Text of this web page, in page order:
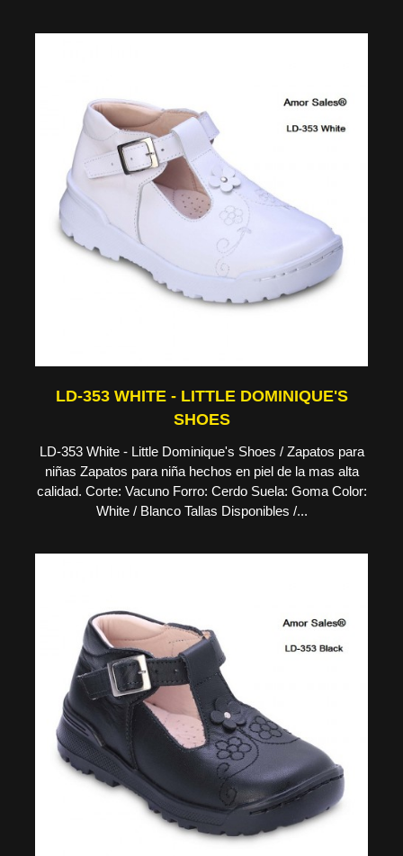
LD-353 WHITE - LITTLE DOMINIQUE'S
SHOES
LD-353 White - Little Dominique's Shoes / Zapatos para
niñas Zapatos para niña hechos en piel de la mas alta
calidad. Corte: Vacuno Forro: Cerdo Suela: Goma Color:
White / Blanco Tallas Disponibles /...